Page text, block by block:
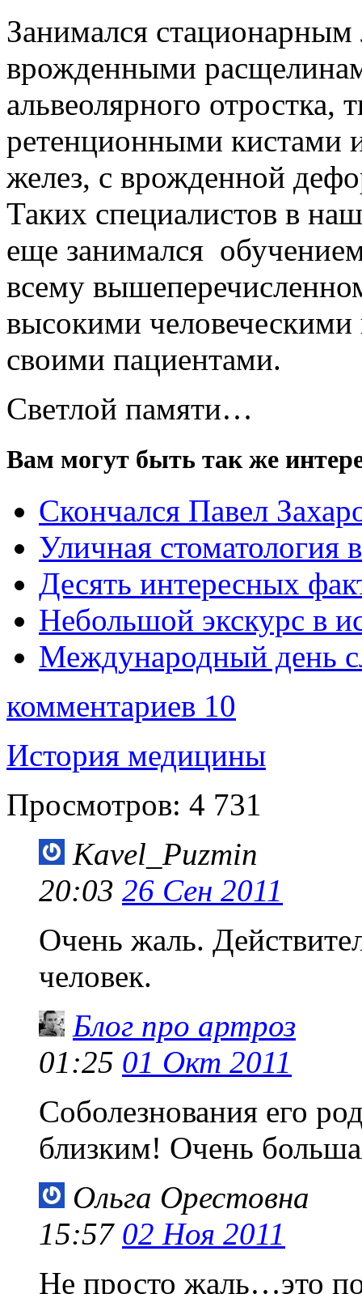
Занимался стационарным
врожденными
альвеолярного отростка,
ретенционными кистами
желез, с врожденной
Таких специалистов в
еще занимался
всему
высокими
своими пациентами.
Светлой памяти…
Вам могут быть так же
Скончался Павел
Уличная стоматология
Десять интересных
Небольшой экскурс в
Международный день
комментариев 10
История медицины
Просмотров: 4 731
Kavel_Puzmin
20:03 26 Сен 2011
Очень жаль.
человек.
Блог про артроз
01:25 01 Окт 2011
Соболезнования его
близким! Очень
Ольга Орестовна
15:57 02 Ноя 2011
Не просто жаль…это